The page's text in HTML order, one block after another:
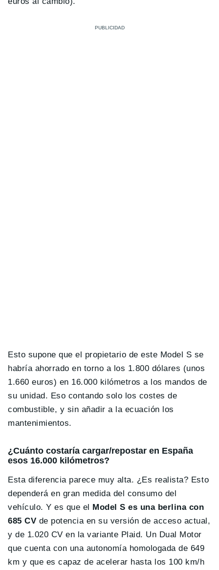
Esto supone que el propietario de este Model S se
habría ahorrado en torno a los 1.800 dólares (unos
1.660 euros) en 16.000 kilómetros a los mandos de
su unidad. Eso contando solo los costes de
combustible, y sin añadir a la ecuación los
mantenimientos.
¿Cuánto costaría cargar/repostar en España
esos 16.000 kilómetros?
Esta diferencia parece muy alta. ¿Es realista? Esto
dependerá en gran medida del consumo del
vehículo. Y es que el Model S es una berlina con
685 CV de potencia en su versión de acceso actual,
y de 1.020 CV en la variante Plaid. Un Dual Motor
que cuenta con una autonomía homologada de 649
km y que es capaz de acelerar hasta los 100 km/h